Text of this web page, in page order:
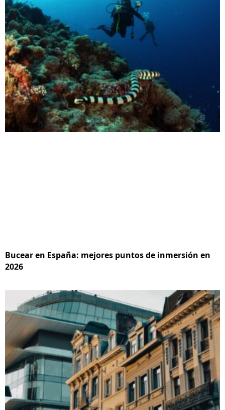
Bucear en España: mejores puntos de inmersión en
2026